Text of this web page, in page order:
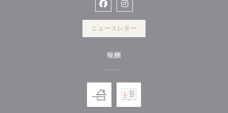
Facebook ((新しいウィンドウで
Instagram ((新しいウィンド
ニュースレター
報酬